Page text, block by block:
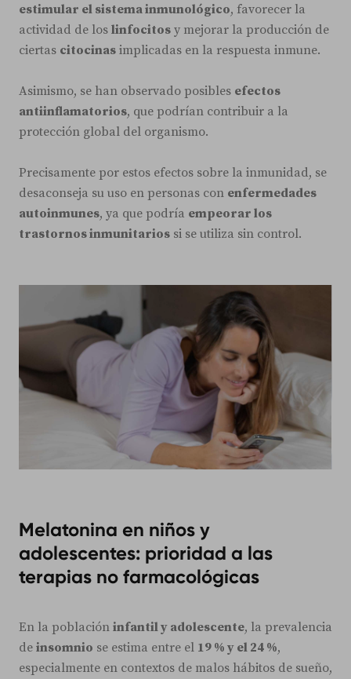
estimular el sistema inmunológico, favorecer la
actividad de los linfocitos y mejorar la producción de
ciertas citocinas implicadas en la respuesta inmune.
Asimismo, se han observado posibles efectos
antiinflamatorios, que podrían contribuir a la
protección global del organismo.
Precisamente por estos efectos sobre la inmunidad, se
desaconseja su uso en personas con enfermedades
autoinmunes, ya que podría empeorar los
trastornos inmunitarios si se utiliza sin control.
Melatonina en niños y
adolescentes: prioridad a las
terapias no farmacológicas
En la población infantil y adolescente, la prevalencia
de insomnio se estima entre el 19 % y el 24 %,
especialmente en contextos de malos hábitos de sueño,